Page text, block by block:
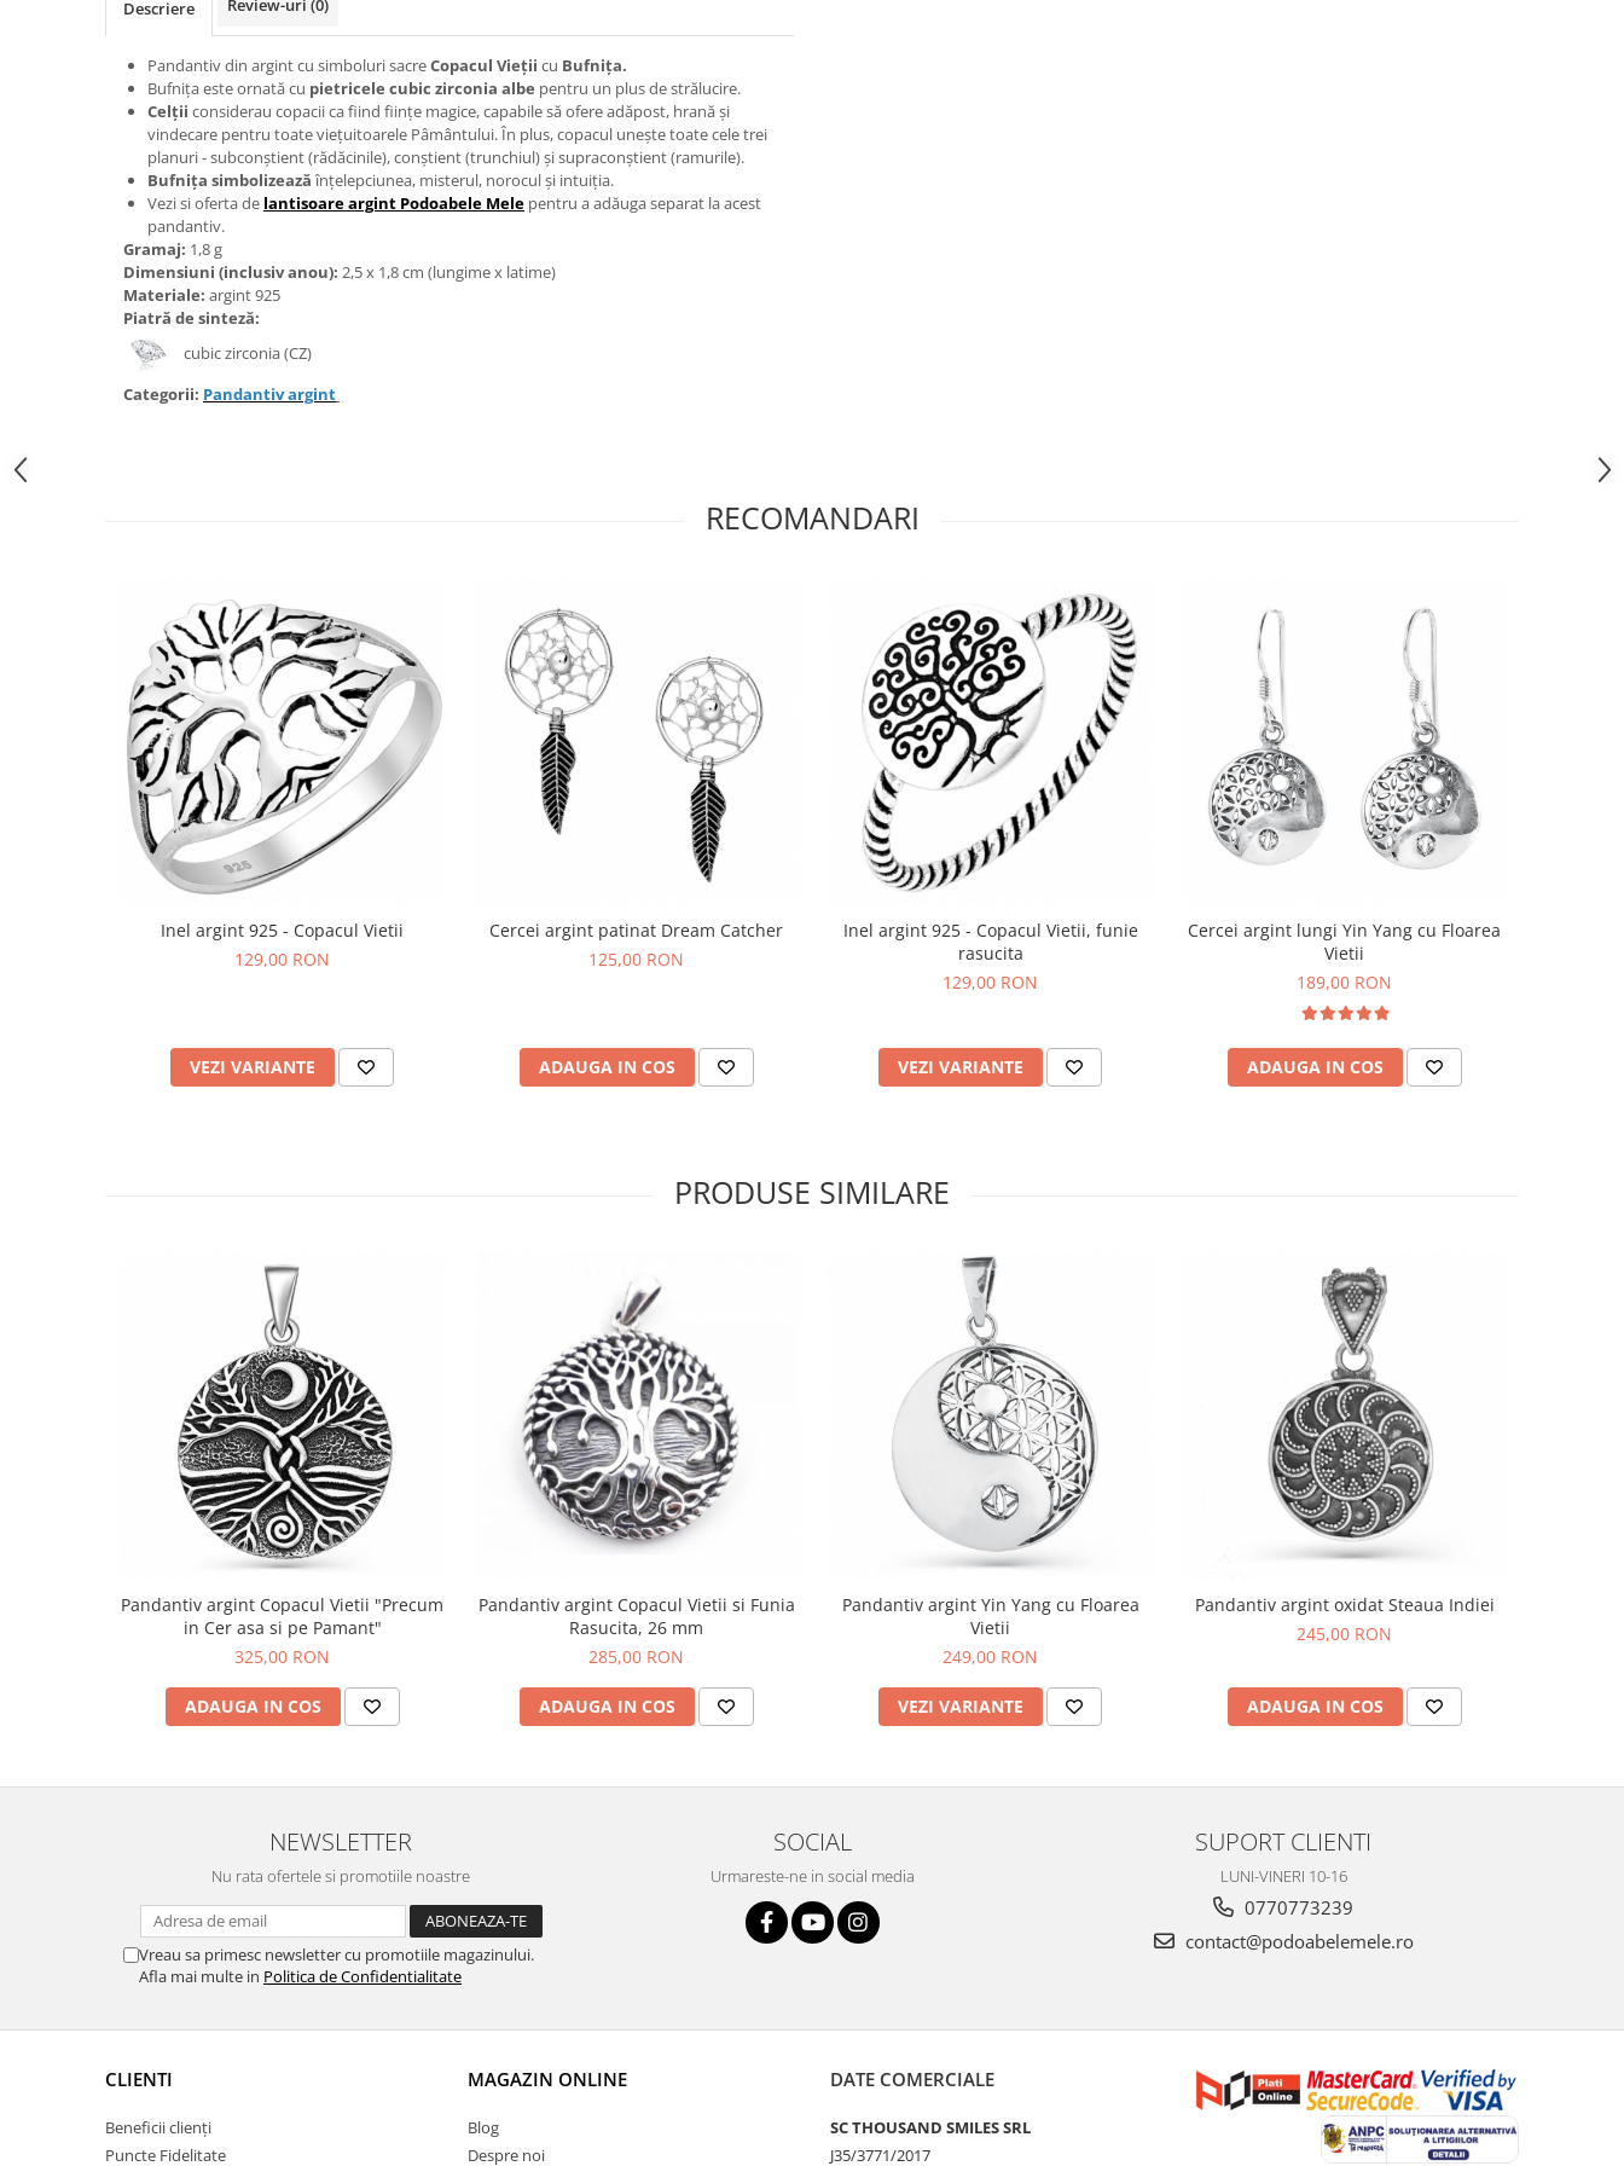
Bijuterii peridot
Bijuterii piatra lunii
Bijuterii piatra soarelui
Bijuterii rodocrozit
Bijuterii rubin
Bijuterii sidef si abalone
Bijuterii smarald
Bijuterii spinel
Bijuterii turmaline
Bijuterii morganit
Descriere Review-uri (0)
Pandantiv din argint cu simboluri sacreCopacul Vieții cu Bufnița.
Bufnița este ornată cu pietricele cubic zirconia albe pentru un plus de strălucire.
Celții considerau copacii ca fiind ființe magice, capabile să ofere adăpost, hrană și
vindecare pentru toate viețuitoarele Pâmântului. În plus, copacul unește toate cele trei
planuri - subconștient (rădăcinile), conștient (trunchiul) și supraconștient (ramurile).
Bufnița simbolizeazăînțelepciunea, misterul, norocul și intuiția.
Vezi si oferta de lantisoare argint Podoabele Mele pentru a adăuga separat la acest
pandantiv.
Gramaj: 1,8 g
Dimensiuni (inclusiv anou): 2,5 x 1,8 cm (lungime x latime)
Materiale: argint 925
Piatră de sinteză:
cubic zirconia (CZ)
Categorii: Pandantiv argint
RECOMANDARI
Inel argint 925 - Copacul Vietii
129,00 RON
VEZI VARIANTE
Cercei argint patinat Dream Catcher
125,00 RON
ADAUGA IN COS
Inel argint 925 - Copacul Vietii, funie
rasucita
129,00 RON
VEZI VARIANTE
Cercei argint lungi Yin Yang cu Floarea
Vietii
189,00 RON
ADAUGA IN COS
PRODUSE SIMILARE
Pandantiv argint Copacul Vietii "Precum
in Cer asa si pe Pamant"
325,00 RON
ADAUGA IN COS
Pandantiv argint Copacul Vietii si Funia
Rasucita, 26 mm
285,00 RON
ADAUGA IN COS
Pandantiv argint Yin Yang cu Floarea
Vietii
249,00 RON
VEZI VARIANTE
Pandantiv argint oxidat Steaua Indiei
245,00 RON
ADAUGA IN COS
NEWSLETTER
Nu rata ofertele si promotiile noastre
Vreau sa primesc newsletter cu promotiile magazinului.
Afla mai multe in Politica de Confidentialitate
SOCIAL
Urmareste-ne in social media
SUPORT CLIENTI
LUNI-VINERI 10-16
0770773239
contact@podoabelemele.ro
CLIENTI
Beneficii clienți
Puncte Fidelitate
MAGAZIN ONLINE
Blog
Despre noi
DATE COMERCIALE
SC THOUSAND SMILES SRL
J35/3771/2017